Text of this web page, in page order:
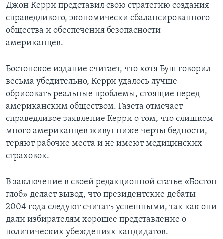
Джон Керри представил свою стратегию создания
справедливого, экономически сбалансированного
общества и обеспечения безопасности
американцев.
Бостонское издание считает, что хотя Буш говорил
весьма убедительно, Керри удалось лучше
обрисовать реальные проблемы, стоящие перед
американским обществом. Газета отмечает
справедливое заявление Керри о том, что слишком
много американцев живут ниже черты бедности,
теряют рабочие места и не имеют медицинских
страховок.
В заключение в своей редакционной статье «Бостон
глоб» делает вывод, что президентские дебаты
2004 года следуют считать успешными, так как они
дали избирателям хорошее представление о
политических убеждениях кандидатов.